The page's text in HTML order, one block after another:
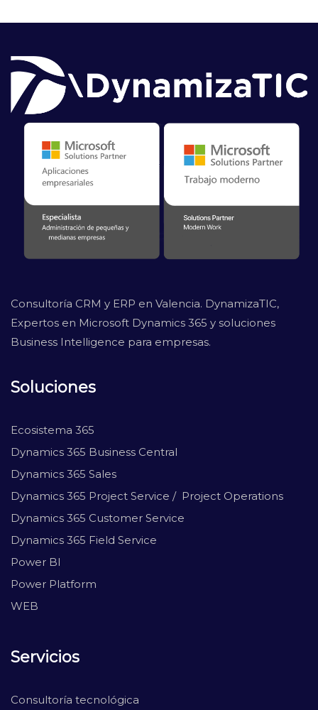
Consultoría CRM y ERP en Valencia. DynamizaTIC,
Expertos en Microsoft Dynamics 365 y soluciones
Business Intelligence para empresas.
Soluciones
Ecosistema 365
Dynamics 365 Business Central
Dynamics 365 Sales
Dynamics 365 Project Service / Project Operations
Dynamics 365 Customer Service
Dynamics 365 Field Service
Power BI
Power Platform
WEB
Servicios
Consultoría tecnológica